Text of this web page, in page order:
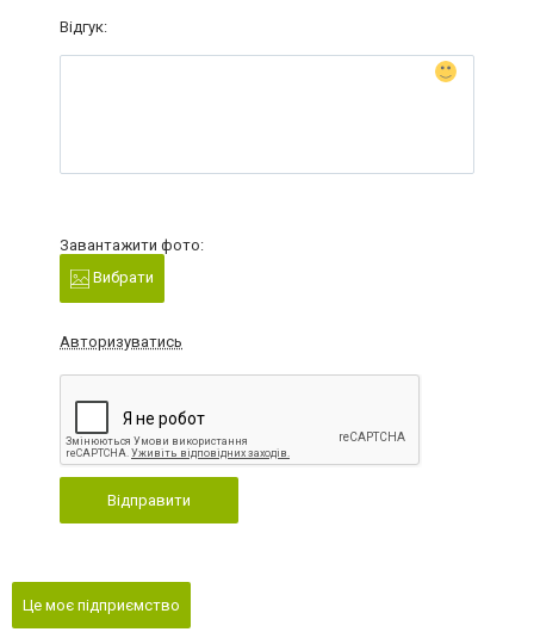
Відгук:
Завантажити фото:
Вибрати
Авторизуватись
Відправити
Це моє підприємство